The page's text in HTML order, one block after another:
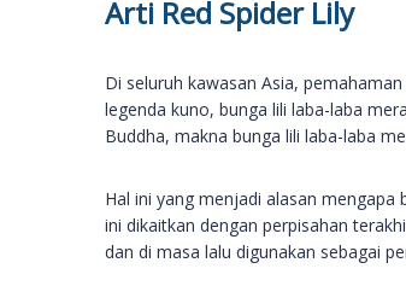
Arti Red Spider Lily
Di seluruh kawasan Asia,
legenda kuno, bunga lili laba-laba
Buddha, makna bunga lili laba-laba
Hal ini yang menjadi alasan
ini dikaitkan dengan perpisahan
dan di masa lalu digunakan sebagai